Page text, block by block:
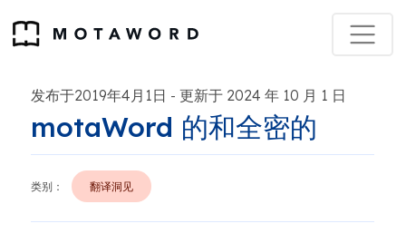
发布于2019年4月1日 - 更新于 2024 年 10 月 1 日
motaWord 的和全密的
类别： 翻译洞见